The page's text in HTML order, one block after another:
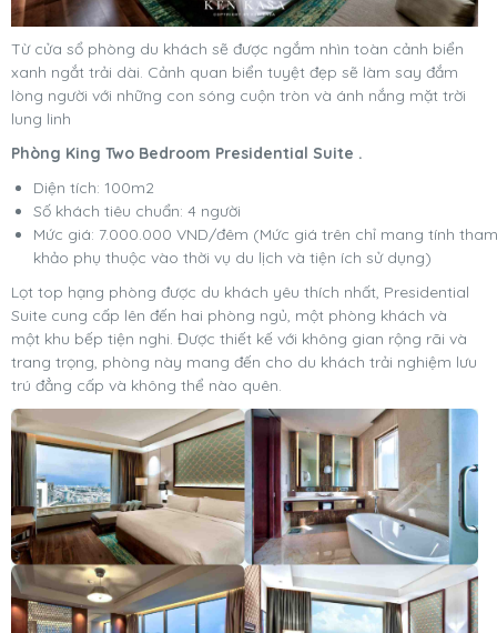
Từ cửa sổ phòng du khách sẽ được ngắm nhìn toàn cảnh biển
xanh ngắt trải dài. Cảnh quan biển tuyệt đẹp sẽ làm say đắm
lòng người với những con sóng cuộn tròn và ánh nắng mặt trời
lung linh
Phòng King Two Bedroom Presidential Suite .
Diện tích: 100m2
Số khách tiêu chuẩn: 4 người
Mức giá: 7.000.000 VND/đêm (Mức giá trên chỉ mang tính tham
khảo phụ thuộc vào thời vụ du lịch và tiện ích sử dụng)
Lọt top hạng phòng được du khách yêu thích nhất, Presidential
Suite cung cấp lên đến hai phòng ngủ, một phòng khách và
một khu bếp tiện nghi. Được thiết kế với không gian rộng rãi và
trang trọng, phòng này mang đến cho du khách trải nghiệm lưu
trú đẳng cấp và không thể nào quên.